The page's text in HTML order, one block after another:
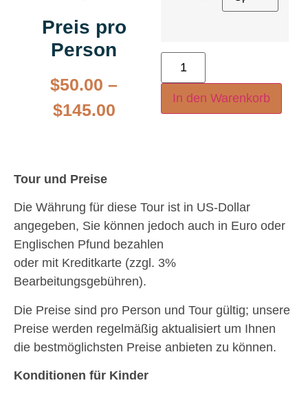
Preis pro
Person
$50.00 –
$145.00
In den Warenkorb
Tour und Preise
Die Währung für diese Tour ist in US-Dollar
angegeben, Sie können jedoch auch in Euro oder
Englischen Pfund bezahlen
oder mit Kreditkarte (zzgl. 3%
Bearbeitungsgebühren).
Die Preise sind pro Person und Tour gültig; unsere
Preise werden regelmäßig aktualisiert um Ihnen
die bestmöglichsten Preise anbieten zu können.
Konditionen für Kinder